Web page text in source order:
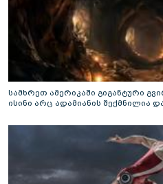
სამხრეთ ამერიკაში გიგანტური
ისინი არც ადამიანის შექმნილია